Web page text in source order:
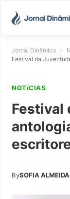
Jornal Dinâmico »
Festival da
NOTíCIAS
Festival
BySOFIA ALMEIDA